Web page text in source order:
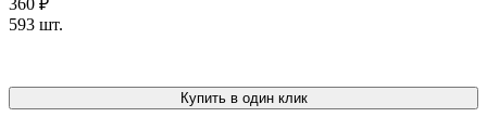
593 шт.
Купить в один клик